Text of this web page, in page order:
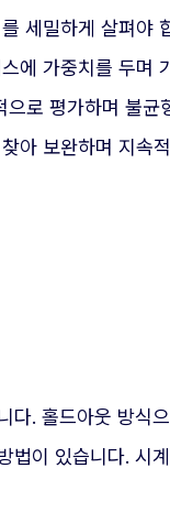
세밀하게 살펴
에 가중치를 두
로 평가하며 불
아 보완하며 지속
다. 홀드아웃 방
이 있습니다. 시